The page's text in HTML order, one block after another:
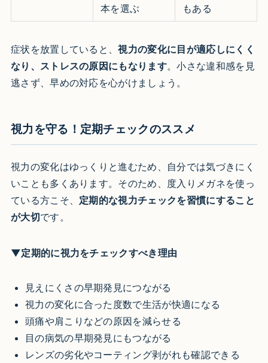
本を選ぶ
もある
症状を放置していると、視力の変化に目が適応しにくく
なり、ストレスの原因にもなります。小さな違和感を見
逃さず、早めの対応を心がけましょう。
視力を守る！定期チェックのススメ
視力の変化はゆっくりと進むため、自分では気づきにく
いことも多くあります。そのため、度入りメガネを使っ
ている方こそ、 定期的な視力チェックを習慣にすること
が大切です。
▼定期的に視力をチェックすべき理由
見えにくさの早期発見につながる
視力の変化に合った度数で生活が快適になる
頭痛や肩こりなどの原因を減らせる
目の病気の早期発見にもつながる
レンズの劣化やコーティング剥がれも確認できる